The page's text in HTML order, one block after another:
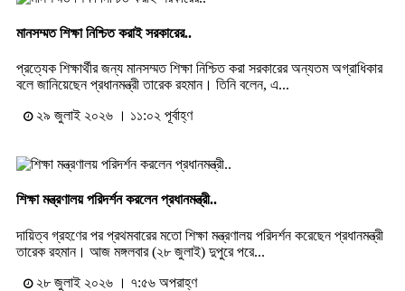
মানসম্মত শিক্ষা নিশ্চিত করাই সরকারের..
প্রত্যেক শিক্ষার্থীর জন্য মানসম্মত শিক্ষা নিশ্চিত করা সরকারের অন্যতম অগ্রাধিকার
বলে জানিয়েছেন প্রধানমন্ত্রী তারেক রহমান। তিনি বলেন, এ...
২৯ জুলাই ২০২৬ । ১১:০২ পূর্বাহ্ণ
শিক্ষা মন্ত্রণালয় পরিদর্শন করলেন প্রধানমন্ত্রী..
দায়িত্ব গ্রহণের পর প্রথমবারের মতো শিক্ষা মন্ত্রণালয় পরিদর্শন করেছেন প্রধানমন্ত্রী
তারেক রহমান। আজ মঙ্গলবার (২৮ জুলাই) দুপুরে পরে...
২৮ জুলাই ২০২৬ । ৭:৫৬ অপরাহ্ণ